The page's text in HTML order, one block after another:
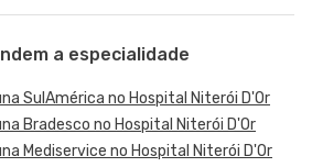
a especialidade
SulAmérica no Hospital Niterói D'Or
Bradesco no Hospital Niterói D'Or
Mediservice no Hospital Niterói D'Or